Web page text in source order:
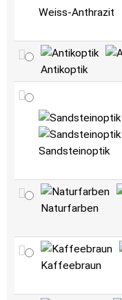
Weiss-Anthrazit
Antikoptik
Sandsteinoptik
Naturfarben
Kaffeebraun